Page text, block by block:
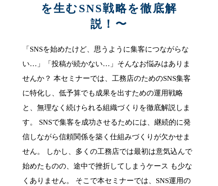
を生むSNS戦略を徹底解
説！〜
「SNSを始めたけど、思うように集客につながらな
い…」「投稿が続かない…」そんなお悩みはありま
せんか？ 本セミナーでは、工務店のためのSNS集客
に特化し、低予算でも成果を出すための運用戦略
と、無理なく続けられる組織づくりを徹底解説しま
す。 SNSで集客を成功させるためには、継続的に発
信しながら信頼関係を築く仕組みづくりが欠かせま
せん。 しかし、多くの工務店では最初は意気込んで
始めたものの、途中で挫折してしまうケース も少な
くありません。 そこで本セミナーでは、SNS運用の